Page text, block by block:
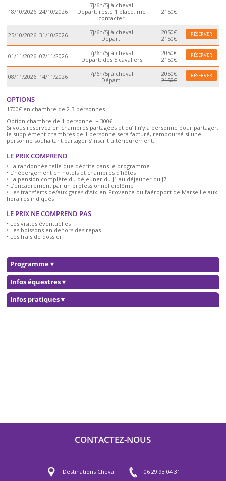
18/10/2026 24/10/2026
7j/6n/5j à cheval
Départ: reste 1 place, me
contacter
2150€
25/10/2026 31/10/2026
7j/6n/5j à cheval
Départ:
2050€
2150€
RÉSERVER
01/11/2026 07/11/2026
7j/6n/5j à cheval
Départ: dès 5 cavaliers
2050€
2150€
RÉSERVER
08/11/2026 14/11/2026
7j/6n/5j à cheval
Départ:
2050€
2150€
RÉSERVER
OPTIONS
1700€ en chambre de 2-3 personnes.
Option chambre de 1 personne: + 300€
Si vous réservez en chambres partagées et qu’il n’y a personne pour partager,
le supplément chambres de 1 personne sera facturé, remboursé si une
personne souhaitant partager s’inscrit ultérieurement.
LE PRIX COMPREND
• La randonnée telle que décrite dans le programme
• L’hébergement en hôtels et chambres d’hôtes
• La pension complète du déjeuner du J1 au déjeuner du J7
• L’encadrement par un professionnel diplômé
• Les transferts de/aux gares d’Aix-en-Provence ou l’aéroport de Marseille aux
horaires indiqués
LE PRIX NE COMPREND PAS
• Les visites éventuelles
• Les boissons en dehors des repas
• Les frais de dossier
Programme▾
Infos équestres▾
Infos pratiques▾
CONTACTEZ-NOUS
Destinations Cheval 06 29 93 04 31